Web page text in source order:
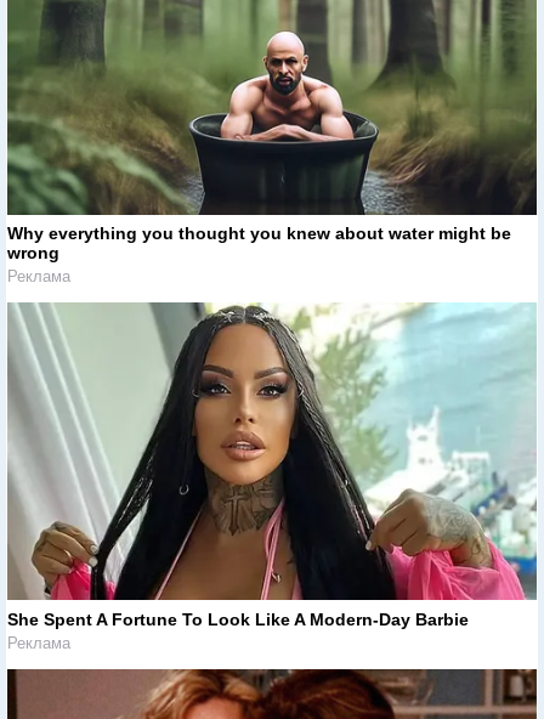
Why everything you thought you knew about water might be
wrong
Реклама
She Spent A Fortune To Look Like A Modern-Day Barbie
Реклама